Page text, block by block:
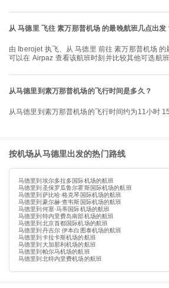
从 马德里 飞往 素万那普机场 的最晚航班几点出发
由 Iberojet 执飞、从 马德里 前往 素万那普机场 的最晚航班于 22:15 起飞。您
可以在 Airpaz 查看该航班时刻并比较其他可选航班
从马德里到素万那普机场的飞行时间是多久？
从马德里到素万那普机场的飞行时间约为11小时
按机场从马德里出发的热门路线
马德里到埃尔多拉多国际机场的航班
马德里到圣保罗瓜鲁尔霍斯国际机场的航班
马德里到萨比哈·格克琴国际机场的航班
马德里到豪尔赫·查韦斯国际机场的航班
马德里到何塞·马蒂国际机场的航班
马德里到特内里费岛南部机场的航班
马德里到北京首都国际机场的航班
马德里到丹吉尔 伊本白图泰机场的航班
马德里到卡拉卡斯机场的航班
马德里到大加那利机场的航班
马德里到帕尔马机场的航班
马德里到北特内里费机场的航班